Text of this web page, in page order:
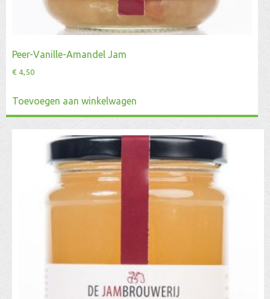
Peer-Vanille-Amandel Jam
€4,50
Toevoegen aan winkelwagen